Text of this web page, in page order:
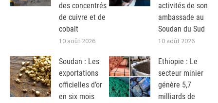
des concentrés
de cuivre et de
cobalt
10 août 2026
activités de son
ambassade au
Soudan du Sud
10 août 2026
Soudan : Les
exportations
officielles d’or
en six mois
Ethiopie : Le
secteur minier
génère 5,7
milliards de